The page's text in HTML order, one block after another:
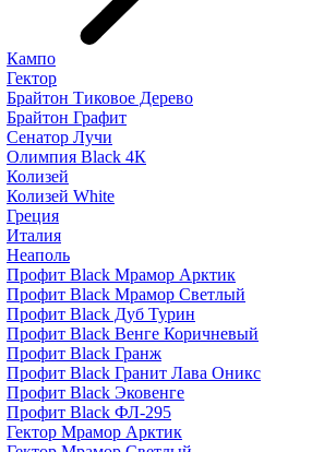
Кампо
Гектор
Брайтон Тиковое Дерево
Брайтон Графит
Сенатор Лучи
Олимпия Black 4К
Колизей
Колизей White
Греция
Италия
Неаполь
Профит Black Мрамор Арктик
Профит Black Мрамор Светлый
Профит Black Дуб Турин
Профит Black Венге Коричневый
Профит Black Гранж
Профит Black Гранит Лава Оникс
Профит Black Эковенге
Профит Black ФЛ-295
Гектор Мрамор Арктик